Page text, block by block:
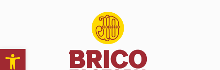
Abrir barra de herramientas